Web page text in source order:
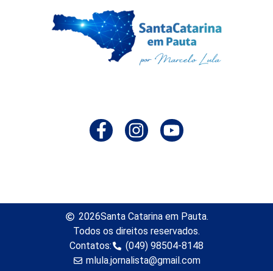
2026Santa Catarina em Pauta.
Todos os direitos reservados.
Contatos:
(049) 98504-8148
mlula.jornalista@gmail.com